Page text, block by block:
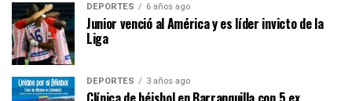
DEPORTES 6 años ago
Junior venció al América y es líder invicto de la
Liga
DEPORTES 3 años ago